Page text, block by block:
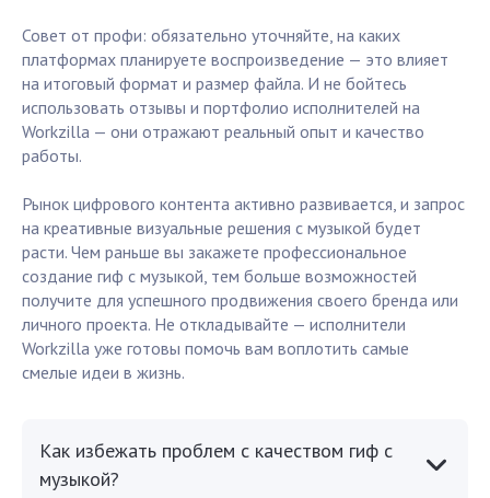
Совет от профи: обязательно уточняйте, на каких
платформах планируете воспроизведение — это влияет
на итоговый формат и размер файла. И не бойтесь
использовать отзывы и портфолио исполнителей на
Workzilla — они отражают реальный опыт и качество
работы.
Рынок цифрового контента активно развивается, и запрос
на креативные визуальные решения с музыкой будет
расти. Чем раньше вы закажете профессиональное
создание гиф с музыкой, тем больше возможностей
получите для успешного продвижения своего бренда или
личного проекта. Не откладывайте — исполнители
Workzilla уже готовы помочь вам воплотить самые
смелые идеи в жизнь.
Как избежать проблем с качеством гиф с
музыкой?